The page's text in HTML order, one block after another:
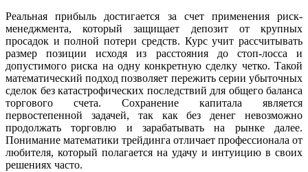
Реальная прибыль достигается за счет применения риск-
менеджмента, который защищает депозит от крупных
просадок и полной потери средств. Курс учит рассчитывать
размер позиции исходя из расстояния до стоп-лосса и
допустимого риска на одну конкретную сделку четко. Такой
математический подход позволяет пережить серии убыточных
сделок без катастрофических последствий для общего баланса
торгового счета. Сохранение капитала является
первостепенной задачей, так как без денег невозможно
продолжать торговлю и зарабатывать на рынке далее.
Понимание математики трейдинга отличает профессионала от
любителя, который полагается на удачу и интуицию в своих
решениях часто.